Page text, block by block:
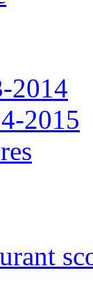
2014
2015